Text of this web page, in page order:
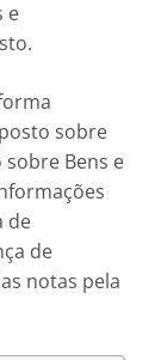
e
sobre
sobre Bens e
de
de
notas pela